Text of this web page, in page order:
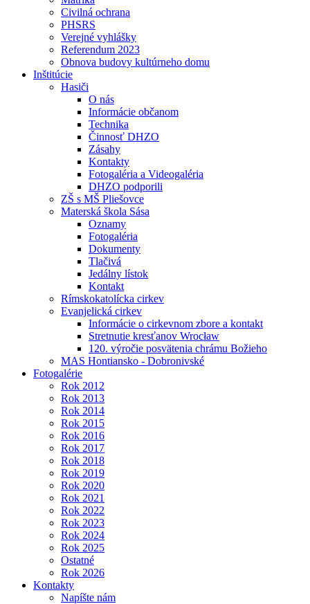
Civilná ochrana
PHSRS
Verejné vyhlášky
Referendum 2023
Obnova budovy kultúrneho domu
Inštitúcie
Hasiči
O nás
Informácie občanom
Technika
Činnosť DHZO
Zásahy
Kontakty
Fotogaléria a Videogaléria
DHZO podporili
ZŠ s MŠ Pliešovce
Materská škola Sása
Oznamy
Fotogaléria
Dokumenty
Tlačivá
Jedálny lístok
Kontakt
Rímskokatolícka cirkev
Evanjelická cirkev
Informácie o cirkevnom zbore a kontakt
Stretnutie kresťanov Wrocław
120. výročie posvätenia chrámu Božieho
MAS Hontiansko - Dobronivské
Fotogalérie
Rok 2012
Rok 2013
Rok 2014
Rok 2015
Rok 2016
Rok 2017
Rok 2018
Rok 2019
Rok 2020
Rok 2021
Rok 2022
Rok 2023
Rok 2024
Rok 2025
Ostatné
Rok 2026
Kontakty
Napíšte nám